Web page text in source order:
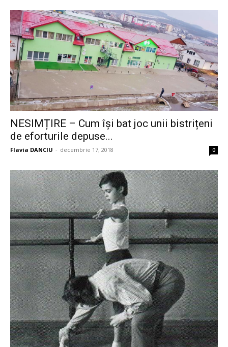
NESIMȚIRE – Cum își bat joc unii bistrițeni
de eforturile depuse...
Flavia DANCIU - decembrie 17, 2018 0